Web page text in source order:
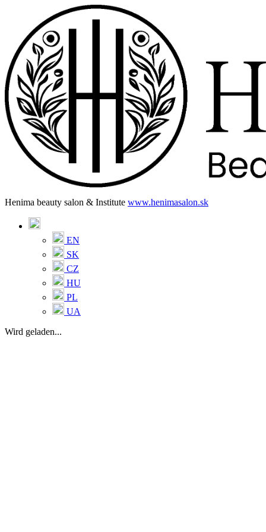
Henima beauty salon & Institute www.henimasalon.sk
EN
SK
CZ
HU
PL
UA
Wird geladen...